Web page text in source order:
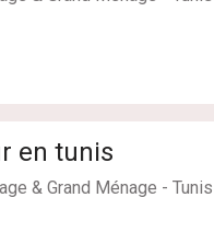
en tunis
& Grand Ménage -